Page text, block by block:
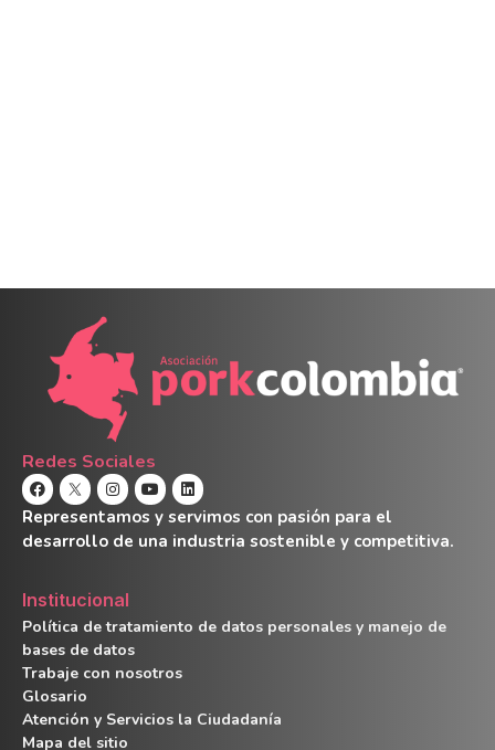
Redes Sociales
Representamos y servimos con pasión para el
desarrollo de una industria sostenible y competitiva.
Institucional
Política de tratamiento de datos personales y manejo de
bases de datos
Trabaje con nosotros
Glosario
Atención y Servicios la Ciudadanía
Mapa del sitio